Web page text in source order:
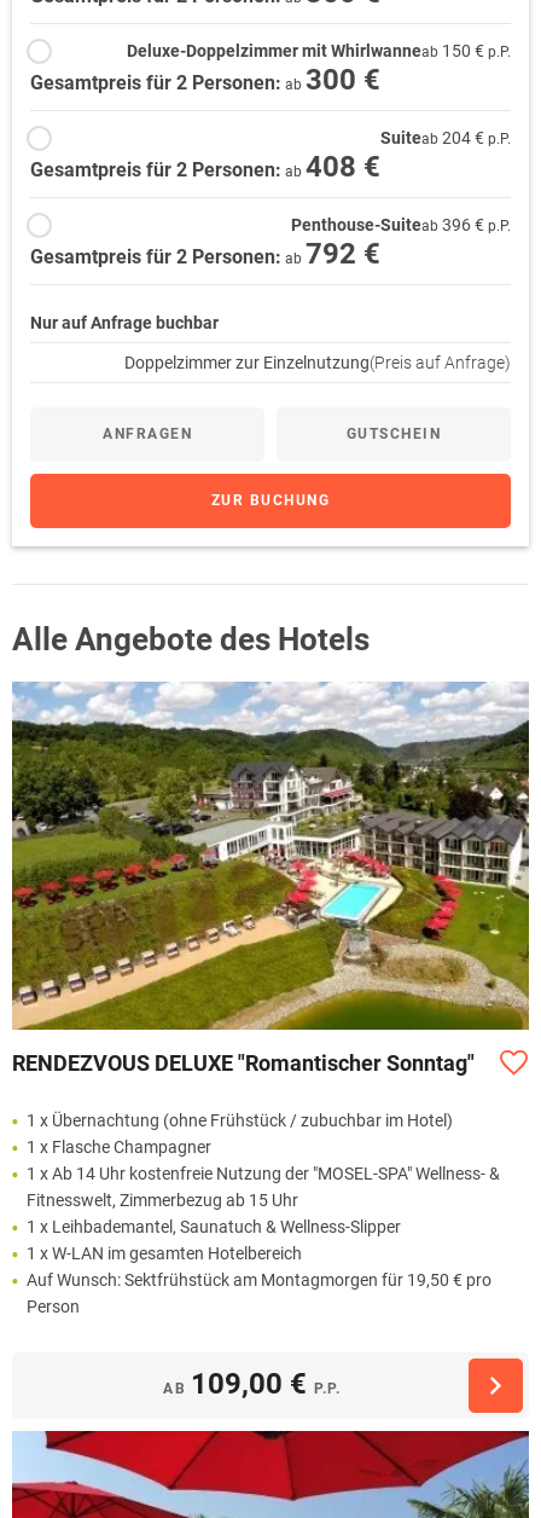
Der Schoppenstecher-Wanderweg erschließt den wunderschönen Teil
der Untermosel von Koblenz bis Treis-Karden. Als Rundwanderroute
führt der Weg in einer Gesamtlänge von ca. 100 km beiderseits der
Mosel durch steile Rebhänge, über bewaldete Höhen und durch
bezaubernde Weinorte links und rechts vom Flusslauf.
Deluxe-Doppelzimmer mit Whirlwanneab 150 € p.P.
Gesamtpreis für 2 Personen: ab 300 €
Suiteab 204 € p.P.
Gesamtpreis für 2 Personen: ab 408 €
Penthouse-Suiteab 396 € p.P.
Gesamtpreis für 2 Personen: ab 792 €
Nur auf Anfrage buchbar
Doppelzimmer zur Einzelnutzung(Preis auf Anfrage)
ANFRAGEN GUTSCHEIN
ZUR BUCHUNG
Alle Angebote des Hotels
RENDEZVOUS DELUXE "Romantischer Sonntag"
1 x Übernachtung (ohne Frühstück / zubuchbar im Hotel)
1 x Flasche Champagner
1 x Ab 14 Uhr kostenfreie Nutzung der "MOSEL-SPA" Wellness- &
Fitnesswelt, Zimmerbezug ab 15 Uhr
1 x Leihbademantel, Saunatuch & Wellness-Slipper
1 x W-LAN im gesamten Hotelbereich
Auf Wunsch: Sektfrühstück am Montagmorgen für 19,50 € pro
Person
AB 109,00 € P.P.